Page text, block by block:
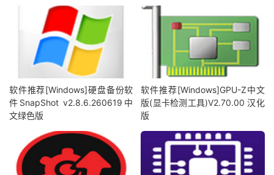
软件推荐[Windows]硬盘备份软
件SnapShot v2.8.6.260619中
文绿色版
软件推荐[Windows]GPU-Z中文
版(显卡检测工具)V2.70.00 汉化
版